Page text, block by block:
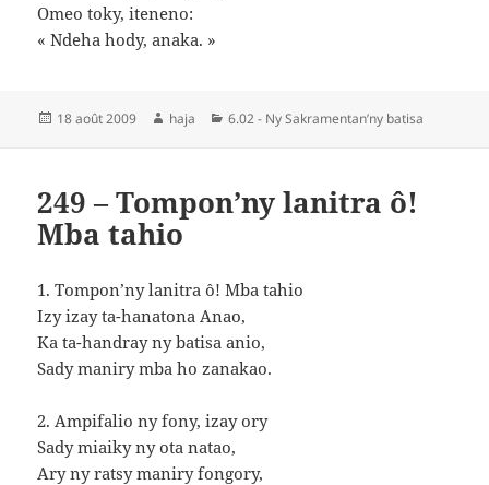
Omeo toky, iteneno:
« Ndeha hody, anaka. »
Publié
18 août 2009 Auteur
haja Catégories
6.02 - Ny Sakramentan’ny batisa
249 – Tompon’ny lanitra ô!
Mba tahio
1. Tompon’ny lanitra ô! Mba tahio
Izy izay ta-hanatona Anao,
Ka ta-handray ny batisa anio,
Sady maniry mba ho zanakao.
2. Ampifalio ny fony, izay ory
Sady miaiky ny ota natao,
Ary ny ratsy maniry fongory,